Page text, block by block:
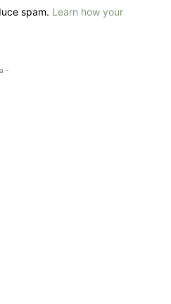
spam. Learn how your
-